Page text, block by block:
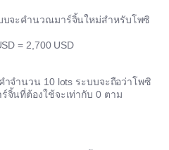
บจะคำนวณมาร์จิ้นใหม่สำหรับโพซิ
= 2,700 USD
จำนวน 10 lots ระบบจะถือว่าโพซิ
จิ้นที่ต้องใช้จะเท่ากับ 0 ตาม